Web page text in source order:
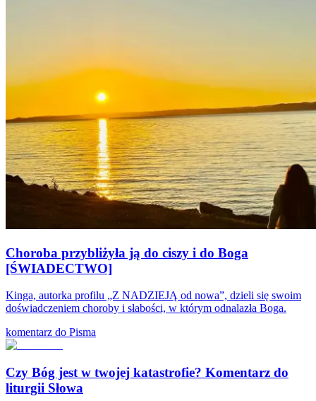
Choroba przybliżyła ją do ciszy i do Boga
[ŚWIADECTWO]
Kinga, autorka profilu „Z NADZIEJĄ od nowa”, dzieli się swoim
doświadczeniem choroby i słabości, w którym odnalazła Boga.
komentarz do Pisma
Czy Bóg jest w twojej katastrofie? Komentarz do
liturgii Słowa